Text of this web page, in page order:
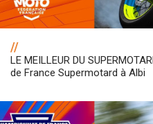
//
LE MEILLEUR DU
de France Supermotard à Albi